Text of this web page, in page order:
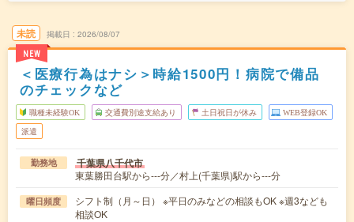
未読
NEW
掲載日 2026/08/07
＜医療行為はナシ＞時給1500円！病院で備品
のチェックなど
職種未経験OK 交通費別途支給あり 土日祝日が休み WEB登録OK
派遣
勤務地 千葉県八千代市
東葉勝田台駅から---分／村上(千葉県)駅から---分
曜日頻度
シフト制（月～日） ※平日のみなどの相談もOK ※週3なども
相談OK